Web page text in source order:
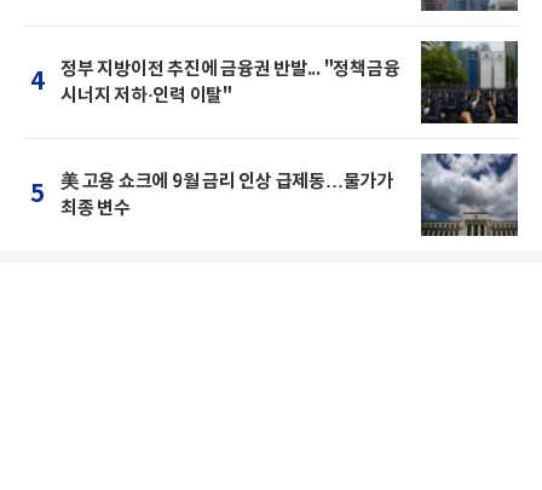
4
정부 지방이전 추진에 금융권 반발... "정책금융
시너지 저하·인력 이탈"
5
美 고용 쇼크에 9월 금리 인상 급제동…물가가
최종 변수